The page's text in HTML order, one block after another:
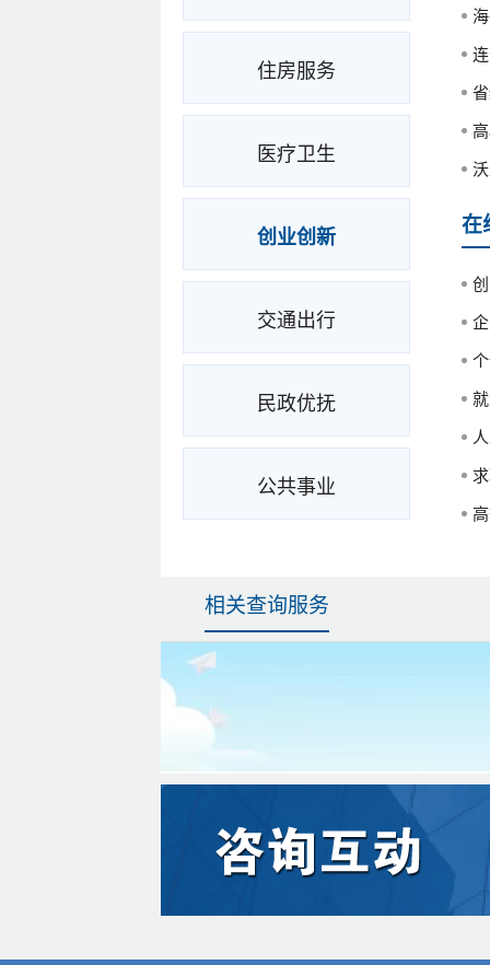
住房服务
医疗卫生
创业创新
交通出行
民政优抚
公共事业
连
省
高
在
相关查询服务